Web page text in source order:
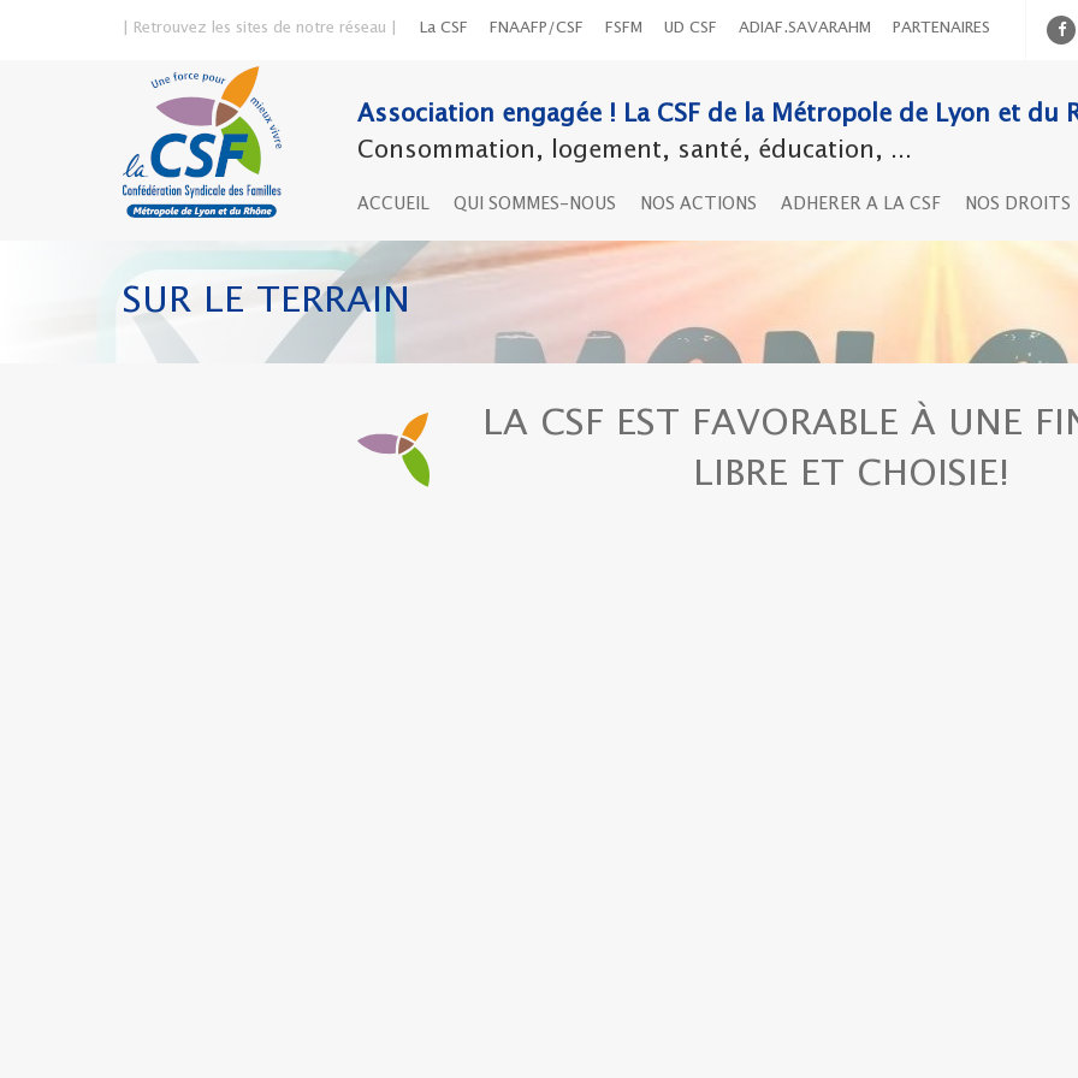
| Retrouvez les sites de notre réseau | La CSF FNAAFP/CSF FSFM UD CSF ADIAF.SAVARAHM PARTENAIRES
Association engagée ! La CSF de la Métropole de Lyon et du
Consommation, logement, santé, éducation, ...
ACCUEIL QUI SOMMES-NOUS NOS ACTIONS ADHERER A LA CSF NOS DROITS
SUR LE TERRAIN
LA CSF EST FAVORABLE À UNE
LIBRE ET CHOISIE!